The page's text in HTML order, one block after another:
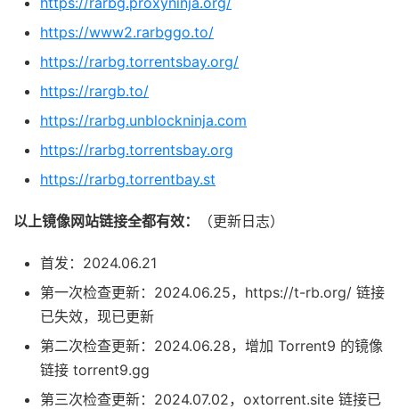
https://www2.rarbggo.to/
https://rarbg.torrentsbay.org/
https://rargb.to/
https://rarbg.unblockninja.com
https://rarbg.torrentsbay.org
https://rarbg.torrentbay.st
以上镜像网站链接全都有效： （更新日志）
首发：2024.06.21
第一次检查更新：2024.06.25，https://t-rb.org/ 链接
已失效，现已更新
第二次检查更新：2024.06.28，增加 Torrent9 的镜像
链接 torrent9.gg
第三次检查更新：2024.07.02，oxtorrent.site 链接已